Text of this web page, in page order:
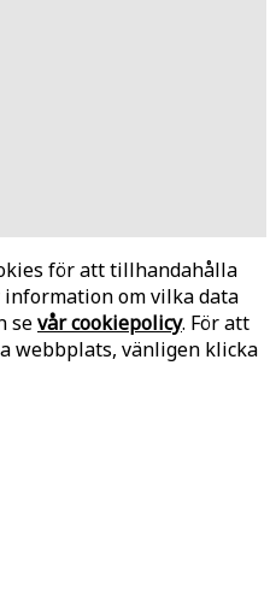
för att tillhandahålla
om vilka data
sevår cookiepolicy. För att
webbplats, vänligen klicka